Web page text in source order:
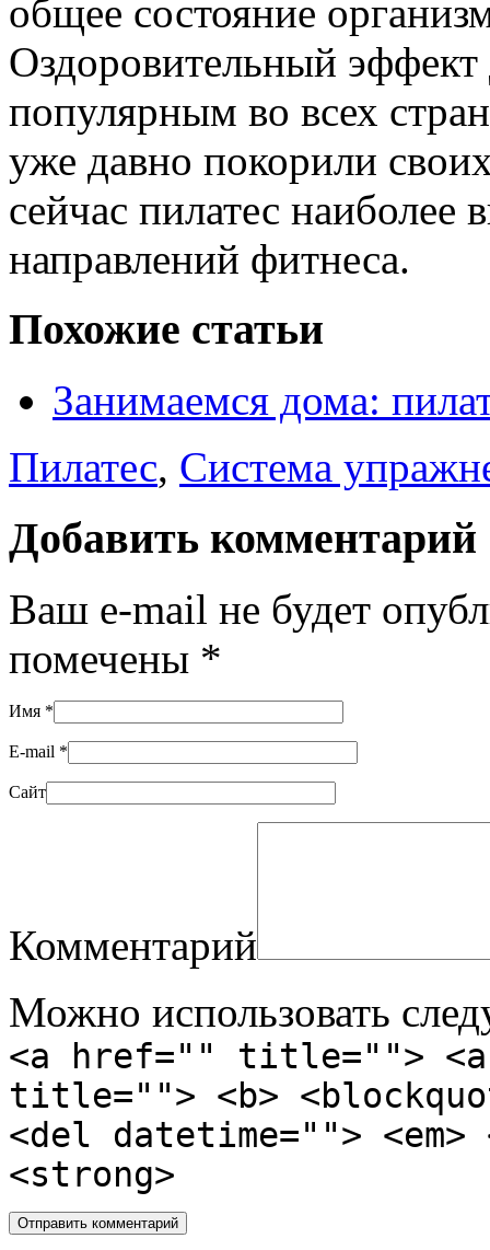
общее состояние
Оздоровительный эффект
популярным во всех
уже давно покорили
сейчас пилатес
направлений фитнеса.
Похожие статьи
Занимаемся дома:
Пилатес, Система
Добавить комментарий
Ваш e-mail не будет
помечены *
Имя *
E-mail *
Сайт
Комментарий
Можно использовать
<a href="" title="">
title=""> <b>
<del datetime="">
<strong>